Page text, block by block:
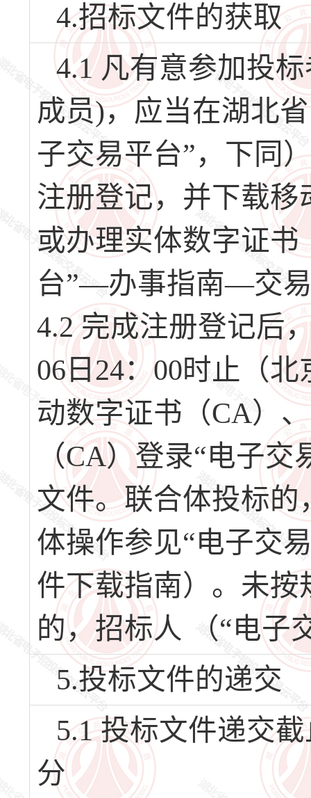
4.招标文件的获取
4.1 凡有意参加投
成员)，应当在湖北
子交易平台”，下同
注册登记，并下载
或办理实体数字证
台”—办事指南—交
4.2 完成注册登记后
06日24：00时止（
动数字证书（CA）
（CA）登录“电子
文件。联合体投标
体操作参见“电子交
件下载指南）。未按
的，招标人 （“电子
5.投标文件的递交
5.1 投标文件递交
分